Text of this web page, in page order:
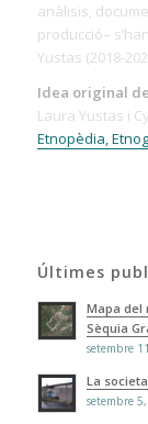
anàlisis,
producció–
Yustas (2018-
Idea original
Laura Yustas i
Etnopèdia,
Últimes
Mapa del
Sèquia
setembre
La
setembre